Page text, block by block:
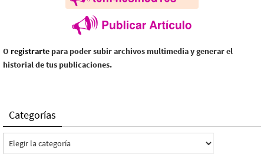
O registrarte para poder subir archivos multimedia y generar el
historial de tus publicaciones.
Categorías
Categorías